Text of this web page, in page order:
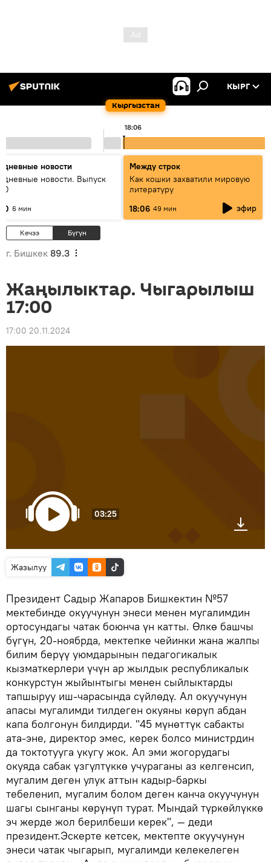
Кыргызстан
КЫРГ
18:06
новости
новости. Выпуск
6 мин
Между строк
Как кошки захватили мировую
литературу
18:06 49 мин эфир
Кечээ Бүгүн
г. Бишкек 89.3
Жаңылыктар. Чыгарылыш
17:00
17:00 20.11.2024
03:25
Жазылуу
Президент Садыр Жапаров Бишкектин №57
мектебинде окуучунун энеси менен мугалимдин
ортосундагы чатак боюнча үн катты. Өлкө башчы
бүгүн, 20-ноябрда, мектепке чейинки жана жалпы
билим берүү уюмдарынын педагогикалык
кызматкерлери үчүн ар жылдык республикалык
конкурстун жыйынтыгы менен сыйлыктарды
тапшыруу иш-чарасында сүйлөдү. Ал окуучунун
апасы мугалимди тилдеген окуяны көрүп абдан
капа болгонун билдирди. "45 мүнөттүк сабакты
ата-эне, директор эмес, керек болсо министрдин
да токтотууга укугу жок. Ал эми жогорудагы
окуяда сабак үзгүлтүккө учураганы аз келгенсип,
мугалим деген улук аттын кадыр-баркы
тебеленип, мугалим болом деген канча окуучунун
шагы сынганы көрүнүп турат. Мындай түркөйлүккө
эч жерде жол берилбеши керек", — деди
президент.Эскерте кетсек, мектепте окуучунун
энеси чатак чыгарып, мугалимди келекелеген